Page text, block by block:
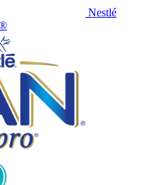
Nestlé